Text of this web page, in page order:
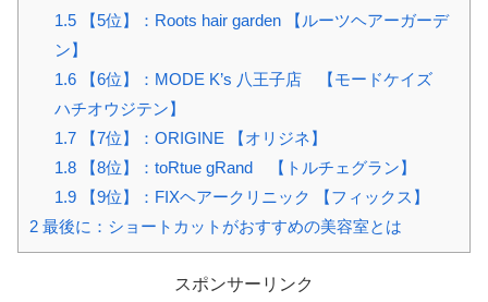
1.5【5位】：Roots hair garden 【ルーツヘアーガーデ
ン】
1.6【6位】：MODE K’s 八王子店 【モードケイズ
ハチオウジテン】
1.7【7位】：ORIGINE 【オリジネ】
1.8【8位】：toRtue gRand 【トルチェグラン】
1.9【9位】：FIXヘアークリニック 【フィックス】
2 最後に：ショートカットがおすすめの美容室とは
スポンサーリンク